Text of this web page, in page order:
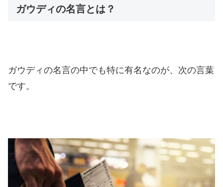
ガウディの名言とは？
ガウディの名言の中でも特に有名なのが、次の言葉
です。